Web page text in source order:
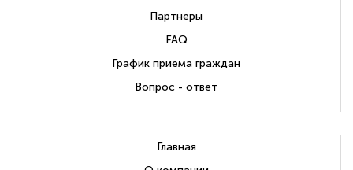
Партнеры
FAQ
График приема граждан
Вопрос - ответ
Главная